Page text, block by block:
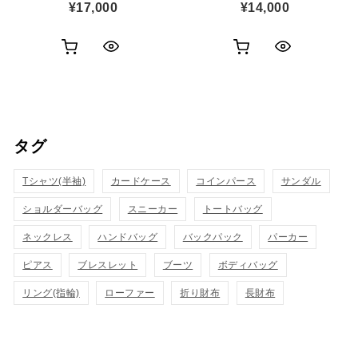
¥17,000 ¥14,000
タグ
Tシャツ(半袖) カードケース コインパース サンダル
ショルダーバッグ スニーカー トートバッグ
ネックレス ハンドバッグ バックパック パーカー
ピアス ブレスレット ブーツ ボディバッグ
リング(指輪) ローファー 折り財布 長財布